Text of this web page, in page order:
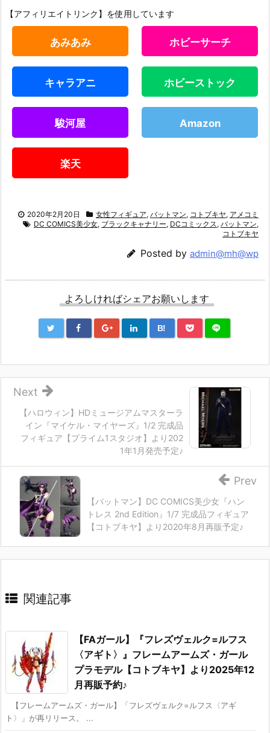
【アフィリエイトリンク】を使用しています
あみあみ ホビーサーチ
キャラアニ ホビーストック
駿河屋 Amazon
楽天
2020年2月20日 女性フィギュア, バットマン, コトブキヤ, アメコミ
DC COMICS美少女, ブラックキャナリー, DCコミックス, バットマン,
コトブキヤ
Posted by admin@mh@wp
よろしければシェアお願いします
B!
【ハロウィン】HDミュージアムマスターラ
イン『マイケル・マイヤーズ』1/2 完成品
フィギュア【プライム1スタジオ】より202
1年1月発売予定♪
Next
【バットマン】DC COMICS美少女『ハン
トレス 2nd Edition』1/7 完成品フィギュア
【コトブキヤ】より2020年8月再販予定♪
Prev
関連記事
【FAガール】『フレズヴェルク=ルフス
〈アギト〉』フレームアームズ・ガール
プラモデル【コトブキヤ】より2025年12
月再販予約♪
【フレームアームズ・ガール】「フレズヴェルク=ルフス〈アギ
ト〉」が再リリース。 ...